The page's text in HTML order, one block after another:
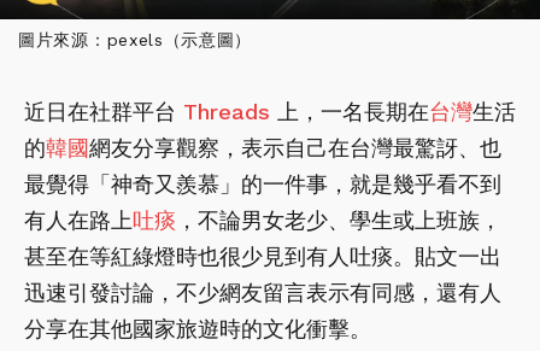
圖片來源：pexels（示意圖）
近日在社群平台 Threads 上，一名長期在台灣生活
的韓國網友分享觀察，表示自己在台灣最驚訝、也
最覺得「神奇又羨慕」的一件事，就是幾乎看不到
有人在路上吐痰 ，不論男女老少、學生或上班族，
甚至在等紅綠燈時也很少見到有人吐痰。貼文一出
迅速引發討論，不少網友留言表示有同感，還有人
分享在其他國家旅遊時的文化衝擊。